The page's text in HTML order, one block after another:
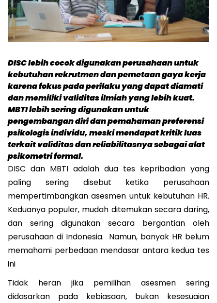
DISC lebih cocok digunakan perusahaan untuk
kebutuhan rekrutmen dan pemetaan gaya kerja
karena fokus pada perilaku yang dapat diamati
dan memiliki validitas ilmiah yang lebih kuat.
MBTI lebih sering digunakan untuk
pengembangan diri dan pemahaman preferensi
psikologis individu, meski mendapat kritik luas
terkait validitas dan reliabilitasnya sebagai alat
psikometri formal.
DISC dan MBTI adalah dua tes kepribadian yang
paling sering disebut ketika perusahaan
mempertimbangkan asesmen untuk kebutuhan HR.
Keduanya populer, mudah ditemukan secara daring,
dan sering digunakan secara bergantian oleh
perusahaan di Indonesia.  Namun, banyak HR belum
memahami perbedaan mendasar antara kedua tes
ini
Tidak heran jika pemilihan asesmen sering
didasarkan pada kebiasaan, bukan kesesuaian